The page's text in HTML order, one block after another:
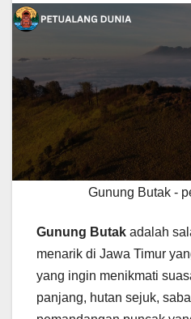
Gunung Butak -
Gunung Butak adalah
menarik di Jawa Timur
yang ingin menikmati
panjang, hutan sejuk,